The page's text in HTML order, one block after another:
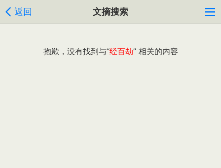
返回 文摘搜索
抱歉，没有找到与“经百劫” 相关的内容